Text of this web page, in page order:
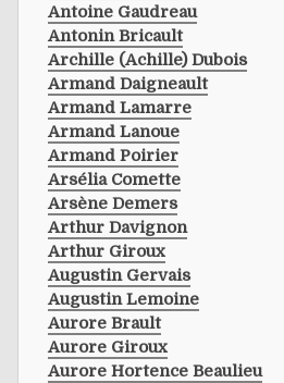
Antoine Gaudreau
Antonin Bricault
Archille (achille) Dubois
Armand Daigneault
Armand Lamarre
Armand Lanoue
Armand Poirier
Arsélia Comette
Arsène Demers
Arthur Davignon
Arthur Giroux
Augustin Gervais
Augustin Lemoine
Aurore Brault
Aurore Giroux
Aurore Hortence Beaulieu